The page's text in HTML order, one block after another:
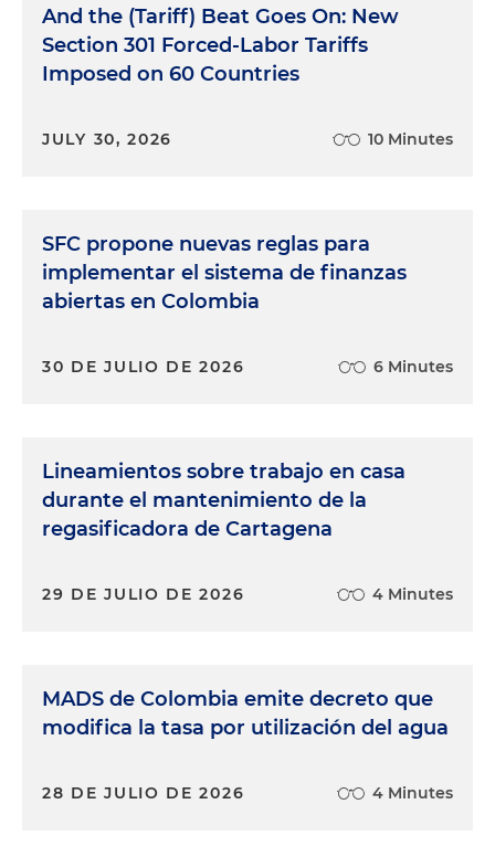
And the (Tariff) Beat Goes On: New
Section 301 Forced-Labor Tariffs
Imposed on 60 Countries
JULY 30, 2026 10 Minutes
SFC propone nuevas reglas para
implementar el sistema de finanzas
abiertas en Colombia
30 DE JULIO DE 2026 6 Minutes
Lineamientos sobre trabajo en casa
durante el mantenimiento de la
regasificadora de Cartagena
29 DE JULIO DE 2026 4 Minutes
MADS de Colombia emite decreto que
modifica la tasa por utilización del agua
28 DE JULIO DE 2026 4 Minutes